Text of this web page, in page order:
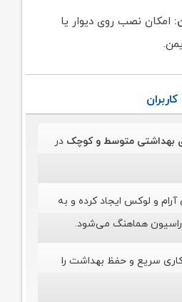
امکان نصب روی دیوار یا
متوسط و کوچک در
و لوکس ایجاد کرده و به
هماهنگ می‌شود.
سریع و حفظ بهداشت را